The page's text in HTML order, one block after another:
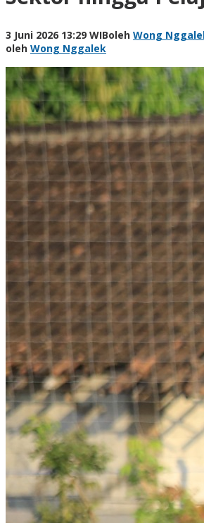
3 Juni 2026 13:29 WIBoleh Wong
oleh Wong Nggalek